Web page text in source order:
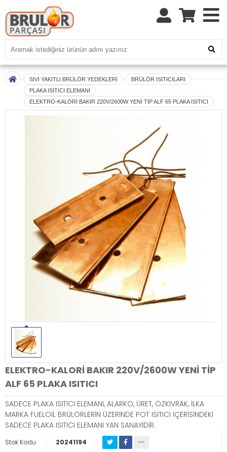
SIVI YAKITLI BRÜLÖR YEDEKLERİ
BRÜLÖR ISITICILARI
PLAKA ISITICI ELEMANI
ELEKTRO-KALORİ BAKIR 220V/2600W YENİ TİP ALF 65 PLAKA ISITICI
ELEKTRO-KALORİ BAKIR 220V/2600W YENİ TİP
ALF 65 PLAKA ISITICI
SADECE PLAKA ISITICI ELEMANI, ALARKO, ÜRET, ÖZKIVRAK, İLKA
MARKA FUELOİL BRÜLÖRLERİN ÜZERİNDE POT ISITICI İÇERİSİNDEKİ
SADECE PLAKA ISITICI ELEMANI YAN SANAYİDİR.
Stok Kodu 20241194